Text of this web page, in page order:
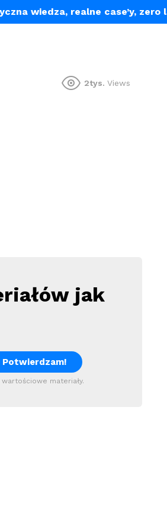
wiedza, realne case’y, zero
2tys. Views
jak
wartościowe materiały.